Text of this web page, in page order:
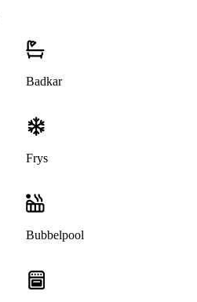
Badkar
Frys
Bubbelpool